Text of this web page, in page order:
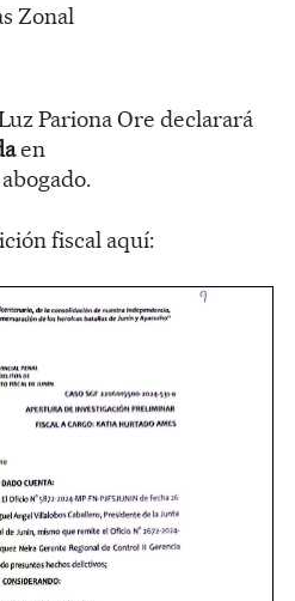
Zonal
Pariona Ore declarará
en
fiscal aquí: